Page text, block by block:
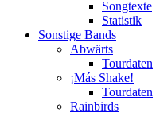
Songtexte
Statistik
Sonstige Bands
Abwärts
Tourdaten
¡Más Shake!
Tourdaten
Rainbirds